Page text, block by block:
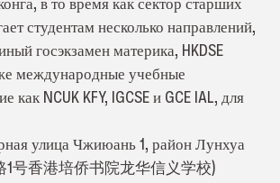
студентам несколько направлений,
госэкзамен материка, HKDSE
международные учебные
как NCUK KFY, IGCSE и GCE IAL, для
улица Чжиюань 1, район Лунхуа
1号香港培侨书院龙华信义学校)